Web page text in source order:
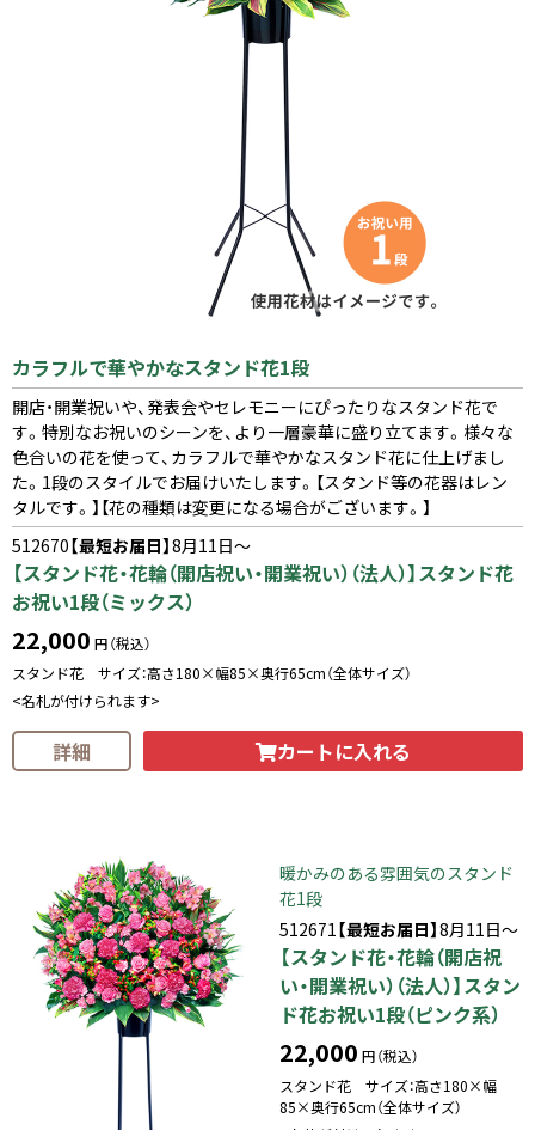
カラフルで華やかなスタンド花1段
開店・開業祝いや、発表会やセレモニーにぴったりなスタンド花で
す。特別なお祝いのシーンを、より一層豪華に盛り立てます。様々な
色合いの花を使って、カラフルで華やかなスタンド花に仕上げまし
た。1段のスタイルでお届けいたします。【スタンド等の花器はレン
タルです。】【花の種類は変更になる場合がございます。】
512670【最短お届日】8月11日～
【スタンド花・花輪（開店祝い・開業祝い）（法人）】スタンド花
お祝い1段（ミックス）
22,000 円（税込）
スタンド花 サイズ：高さ180×幅85×奥行65cm（全体サイズ）
<名札が付けられます>
詳細 カートに入れる
暖かみのある雰囲気のスタンド
花1段
512671【最短お届日】8月11日～
【スタンド花・花輪（開店祝
い・開業祝い）（法人）】スタン
ド花お祝い1段（ピンク系）
22,000 円（税込）
スタンド花 サイズ：高さ180×幅
85×奥行65cm（全体サイズ）